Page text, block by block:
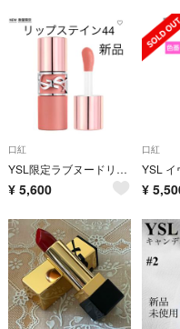
口紅
YSL限定ラブヌードリップステイン44
¥ 5,600
口紅
¥